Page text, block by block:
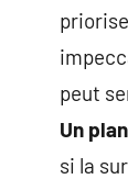
peut
Un
si la